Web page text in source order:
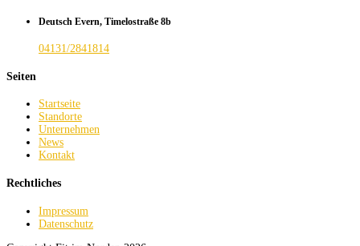
Deutsch Evern, Timelostraße 8b
04131/2841814
Seiten
Startseite
Standorte
Unternehmen
News
Kontakt
Rechtliches
Impressum
Datenschutz